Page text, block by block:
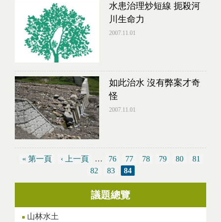
水患治理炒短線 扼殺河
川生命力
2007.11.01
如此治水 沒有弊案才奇
怪
2007.11.01
« 第一頁 ‹ 上一頁 … 76 77 78 79 80
81
82
83 84
議題總覽
山林水土